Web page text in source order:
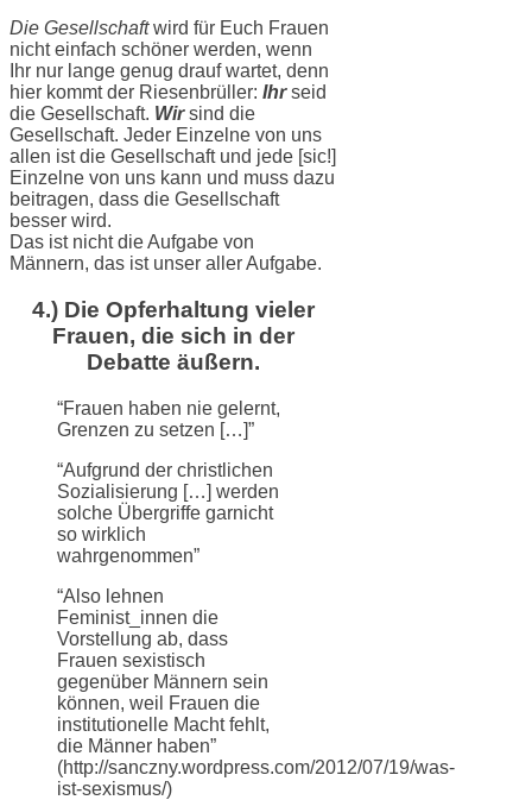
Die Gesellschaftwird für Euch Frauen
nicht einfach schöner werden, wenn
Ihr nur lange genug drauf wartet, denn
hier kommt der Riesenbrüller: Ihrseid
die Gesellschaft. Wirsind die
Gesellschaft. Jeder Einzelne von uns
allen ist die Gesellschaft und jede [sic!]
Einzelne von uns kann und muss dazu
beitragen, dass die Gesellschaft
besser wird.
Das ist nicht die Aufgabe von
Männern, das ist unser aller Aufgabe.
4.) Die Opferhaltung vieler
Frauen, die sich in der
Debatte äußern.
“Frauen haben nie gelernt,
Grenzen zu setzen […]”
“Aufgrund der christlichen
Sozialisierung […] werden
solche Übergriffe garnicht
so wirklich
wahrgenommen”
“Also lehnen
Feminist_innen die
Vorstellung ab, dass
Frauen sexistisch
gegenüber Männern sein
können, weil Frauen die
institutionelle Macht fehlt,
die Männer haben”
(http://sanczny.wordpress.com/2012/07/19/was-
ist-sexismus/)